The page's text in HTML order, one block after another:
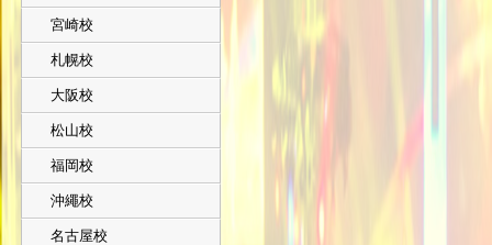
宮崎校
札幌校
大阪校
松山校
福岡校
沖繩校
名古屋校